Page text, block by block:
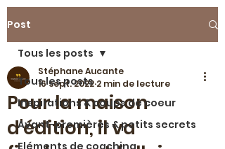
Post
Tous les posts
Inspirations & coups de coeur
Avant-premières & petits secrets
Eléments de coaching
Tous les posts
Pour la maison
d'édition, il va
Stéphane Aucante
16 sept. 2022 2 min de lecture